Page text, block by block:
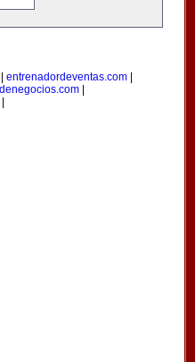
entrenadordeventas.com